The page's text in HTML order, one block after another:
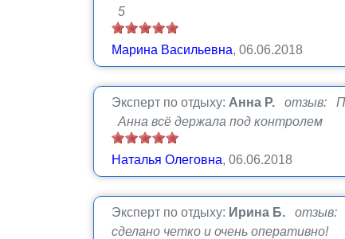
5
Марина Васильевна, 06.06.2018
Эксперт по отдыху: Анна Р.
отзыв:
Анна всё держала под контролем
Наталья Олеговна, 06.06.2018
Эксперт по отдыху: Ирина Б.
отзыв:
сделано четко и очень оперативно!